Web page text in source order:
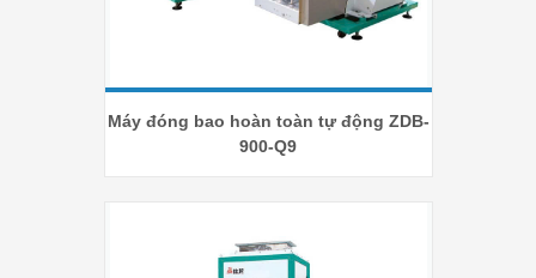
Máy đóng bao hoàn toàn tự động ZDB-
900-Q9